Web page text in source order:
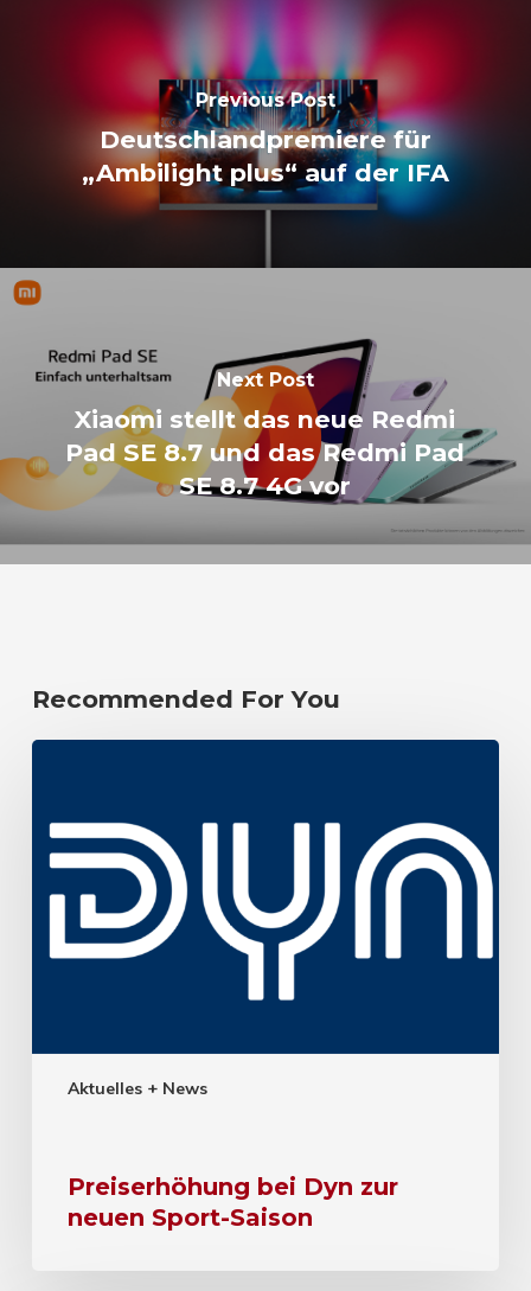
Previous Post
Deutschlandpremiere für
„Ambilight plus“ auf der IFA
Next Post
Xiaomi stellt das neue Redmi
Pad SE 8.7 und das Redmi Pad
SE 8.7 4G vor
Recommended For You
Aktuelles + News
Preiserhöhung bei Dyn zur
neuen Sport-Saison